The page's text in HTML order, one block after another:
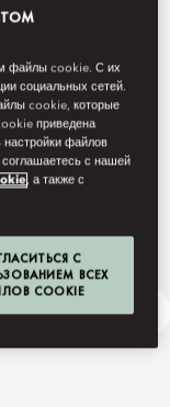
Ask Away
файлы cookie. С их
социальных сетей.
cookie, которые
приведена
настройки файлов
с нашей
, а также с
С
ВСЕХ
COOKIE